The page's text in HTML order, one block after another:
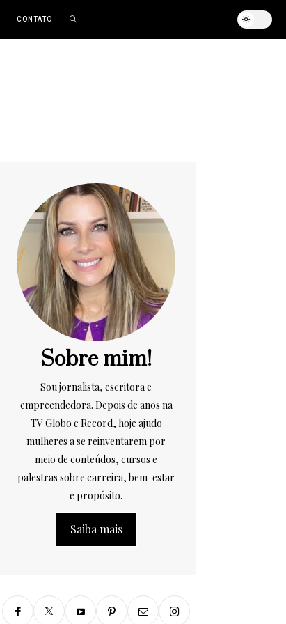
CONTATO
Sobre mim!
Sou jornalista, escritora e
empreendedora. Depois de anos na
TV Globo e Record, hoje ajudo
mulheres a se reinventarem por
meio de conteúdos, cursos e
palestras sobre carreira, bem-estar
e propósito.
Saiba mais